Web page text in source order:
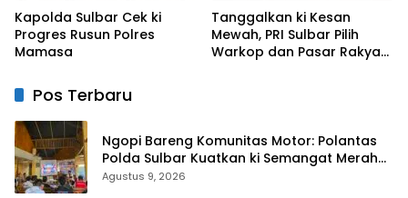
Kapolda Sulbar Cek ki
Progres Rusun Polres
Mamasa
Tanggalkan ki Kesan
Mewah, PRI Sulbar Pilih
Warkop dan Pasar Rakyat
Pos Terbaru
Ngopi Bareng Komunitas Motor: Polantas
Polda Sulbar Kuatkan ki Semangat Merah
Putih dan Keselamatan
Agustus 9, 2026